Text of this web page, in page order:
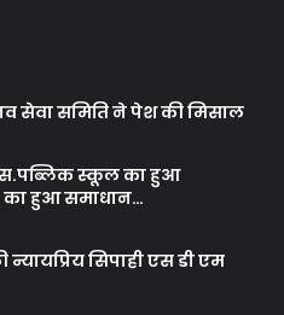
सेवा समिति ने पेश की मिसाल
स्कूल का हुआ
का हुआ समाधान…
सिपाही एस डी एम